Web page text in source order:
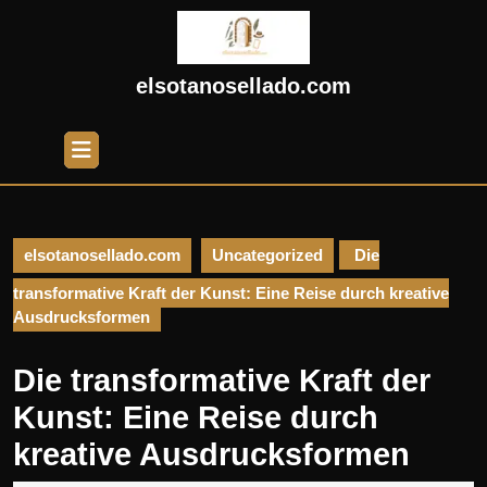
elsotanosellado.com
Open
Button
elsotanosellado.com Uncategorized Die
transformative Kraft der Kunst: Eine Reise durch kreative
Ausdrucksformen
Die transformative Kraft der
Kunst: Eine Reise durch
kreative Ausdrucksformen